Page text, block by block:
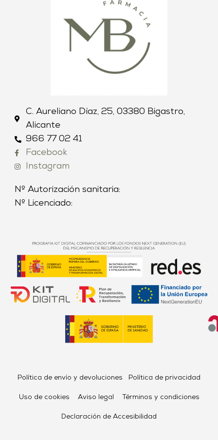
C. Aureliano Díaz, 25, 03380 Bigastro,
Alicante
966 77 02 41
Facebook
Instagram
Nº Autorización sanitaria:
Nº Licenciado:
Política de envío y devoluciones Política de privacidad
Uso de cookies Aviso legal Términos y condiciones
Declaración de Accesibilidad